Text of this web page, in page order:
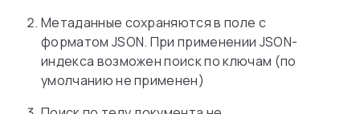
Метаданные сохраняются в поле с
форматом JSON. При применении JSON-
индекса возможен поиск по ключам (по
умолчанию не применен)